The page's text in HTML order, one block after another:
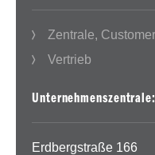
Zentrale,
Vertrieb
Unternehmenszentrale:
Erdbergstraße 166